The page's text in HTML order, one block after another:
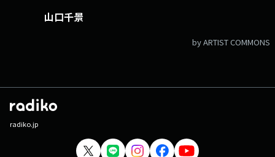
山口千景
by ARTIST COMMONS
radiko.jp